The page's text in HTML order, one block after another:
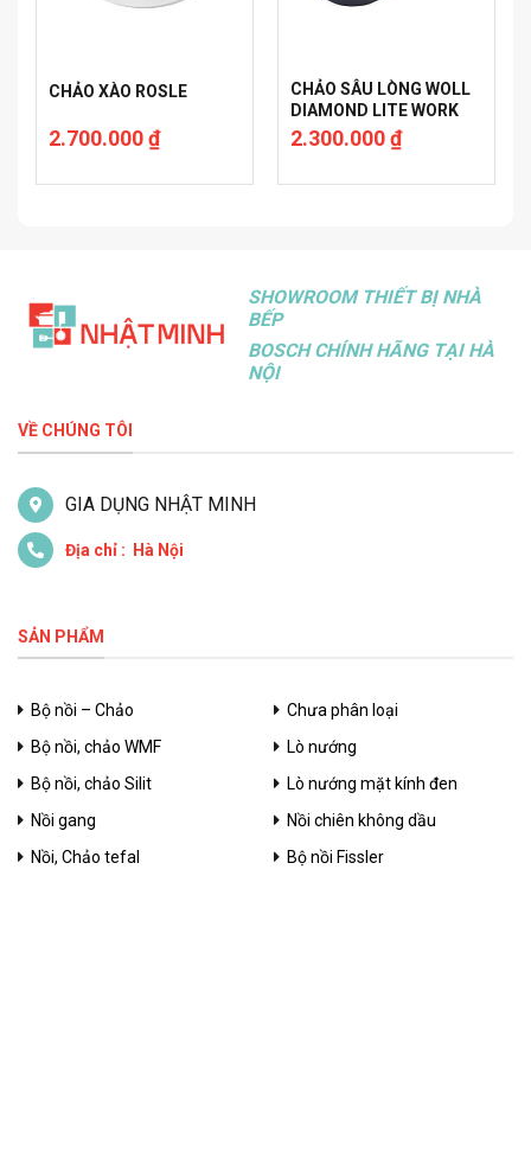
CHẢO XÀO ROSLE
2.700.000₫
CHẢO SÂU LÒNG WOLL
DIAMOND LITE WORK
AND STIR FRY PANS SZ
2.300.000₫
SHOWROOM THIẾT BỊ NHÀ
BẾP
BOSCH CHÍNH HÃNG TẠI HÀ
NỘI
VỀ CHÚNG TÔI
GIA DỤNG NHẬT MINH
Địa chỉ : Hà Nội
SẢN PHẨM
Bộ nồi – Chảo
Bộ nồi, chảo WMF
Bộ nồi, chảo Silit
Nồi gang
Nồi, Chảo tefal
Chưa phân loại
Lò nướng
Lò nướng mặt kính đen
Nồi chiên không dầu
Bộ nồi Fissler